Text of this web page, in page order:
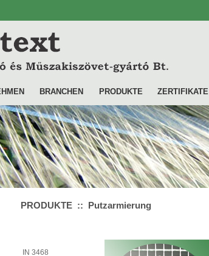
BRANCHEN PRODUKTE ZERTIFIKATE
PRODUKTE :: Putzarmierung
IN 3468